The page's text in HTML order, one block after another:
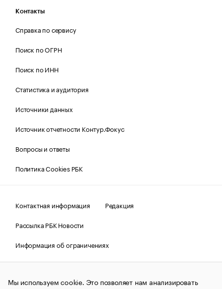
Контакты
Справка по сервису
Поиск по ОГРН
Поиск по ИНН
Статистика и аудитория
Источники данных
Источник отчетности Контур.Фокус
Вопросы и ответы
Политика Cookies РБК
Контактная информация
Редакция
Рассылка РБК Новости
Информация об ограничениях
Правовая информация
О соблюдении авторских прав
© АО «РОСБИЗНЕСКОНСАЛТИНГ»,1995–2026.Сообщения
Мы используем cookie. Это позволяет нам анализировать